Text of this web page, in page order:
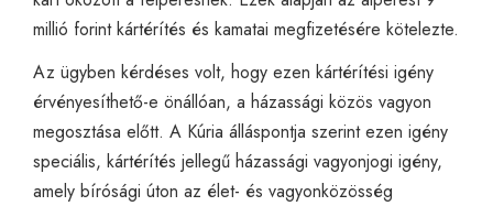
millió forint kártérítés és kamatai megfizetésére kötelezte.
Az ügyben kérdéses volt, hogy ezen kártérítési igény
érvényesíthető-e önállóan, a házassági közös vagyon
megosztása előtt. A Kúria álláspontja szerint ezen igény
speciális, kártérítés jellegű házassági vagyonjogi igény,
amely bírósági úton az élet- és vagyonközösség